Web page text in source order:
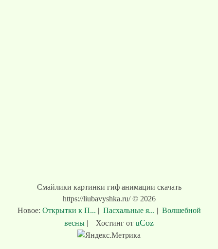
Смайлики картинки гиф анимации скачать
https://liubavyshka.ru/ © 2026
Новое: Открытки к П... | Пасхальные я... | Волшебной
весны | Хостинг от uCoz